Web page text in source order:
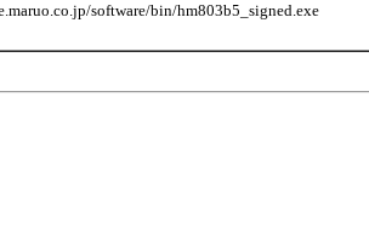
software/bin/hm803b5_signed.exe